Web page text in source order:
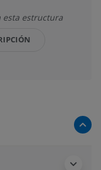
estructura